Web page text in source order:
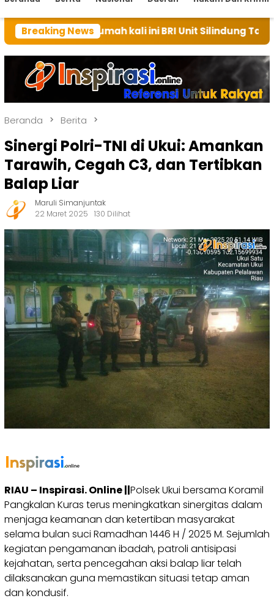
Breaking News
kali ini BRI Unit Silindung Tarutung Ingatkan
Beranda Berita
Sinergi Polri-TNI di Ukui: Amankan
Tarawih, Cegah C3, dan Tertibkan
Balap Liar
Maruli Simanjuntak
22 Maret 2025
130 Dilihat
RIAU – Inspirasi. Online ||Polsek Ukui bersama Koramil
Pangkalan Kuras terus meningkatkan sinergitas dalam
menjaga keamanan dan ketertiban masyarakat
selama bulan suci Ramadhan 1446 H / 2025 M. Sejumlah
kegiatan pengamanan ibadah, patroli antisipasi
kejahatan, serta pencegahan aksi balap liar telah
dilaksanakan guna memastikan situasi tetap aman
dan kondusif.